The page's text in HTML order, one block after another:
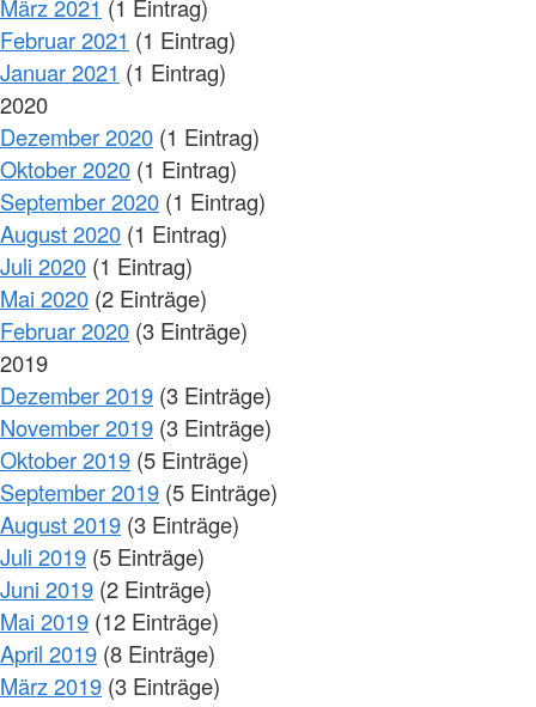
März 2021 (1 Eintrag)
Februar 2021 (1 Eintrag)
Januar 2021 (1 Eintrag)
2020
Dezember 2020 (1 Eintrag)
Oktober 2020 (1 Eintrag)
September 2020 (1 Eintrag)
August 2020 (1 Eintrag)
Juli 2020 (1 Eintrag)
Mai 2020 (2 Einträge)
Februar 2020 (3 Einträge)
2019
Dezember 2019 (3 Einträge)
November 2019 (3 Einträge)
Oktober 2019 (5 Einträge)
September 2019 (5 Einträge)
August 2019 (3 Einträge)
Juli 2019 (5 Einträge)
Juni 2019 (2 Einträge)
Mai 2019 (12 Einträge)
April 2019 (8 Einträge)
März 2019 (3 Einträge)